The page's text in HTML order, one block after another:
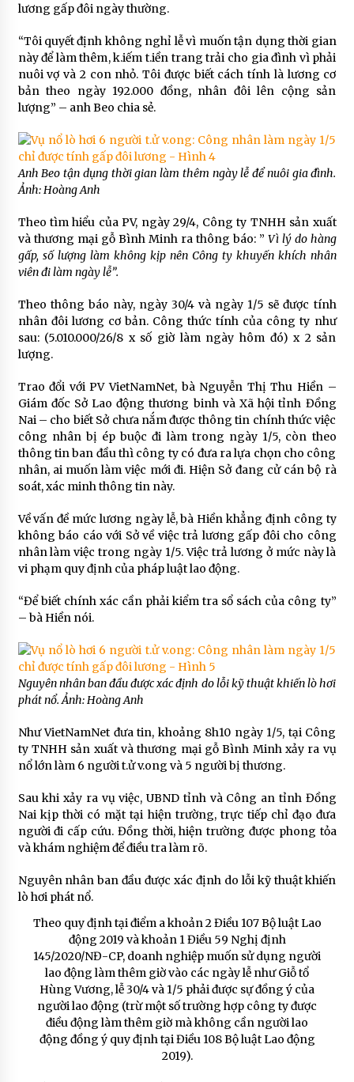
lương gấp đôi ngày thường.
“Tôi quyết định không nghỉ lễ vì muốn tận dụng thời gian
này để làm thêm, k.iếm t.iền trang trải cho gia đình vì phải
nuôi vợ và 2 con nhỏ. Tôi được biết cách tính là lương cơ
bản theo ngày 192.000 đồng, nhân đôi lên cộng sản
lượng” – anh Beo chia sẻ.
Anh Beo tận dụng thời gian làm thêm ngày lễ để nuôi gia đình.
Ảnh: Hoàng Anh
Theo tìm hiểu của PV, ngày 29/4, Công ty TNHH sản xuất
và thương mại gỗ Bình Minh ra thông báo: ” Vì lý do hàng
gấp, số lượng làm không kịp nên Công ty khuyến khích nhân
viên đi làm ngày lễ”.
Theo thông báo này, ngày 30/4 và ngày 1/5 sẽ được tính
nhân đôi lương cơ bản. Công thức tính của công ty như
sau: (5.010.000/26/8 x số giờ làm ngày hôm đó) x 2 sản
lượng.
Trao đổi với PV VietNamNet, bà Nguyễn Thị Thu Hiền –
Giám đốc Sở Lao động thương binh và Xã hội tỉnh Đồng
Nai – cho biết Sở chưa nắm được thông tin chính thức việc
công nhân bị ép buộc đi làm trong ngày 1/5, còn theo
thông tin ban đầu thì công ty có đưa ra lựa chọn cho công
nhân, ai muốn làm việc mới đi. Hiện Sở đang cử cán bộ rà
soát, xác minh thông tin này.
Về vấn đề mức lương ngày lễ, bà Hiền khẳng định công ty
không báo cáo với Sở về việc trả lương gấp đôi cho công
nhân làm việc trong ngày 1/5. Việc trả lương ở mức này là
vi phạm quy định của pháp luật lao động.
“Để biết chính xác cần phải kiểm tra sổ sách của công ty”
– bà Hiền nói.
Nguyên nhân ban đầu được xác định do lỗi kỹ thuật khiến lò hơi
phát nổ. Ảnh: Hoàng Anh
Như VietNamNet đưa tin, khoảng 8h10 ngày 1/5, tại Công
ty TNHH sản xuất và thương mại gỗ Bình Minh xảy ra vụ
nổ lớn làm 6 người t.ử v.ong và 5 người bị thương.
Sau khi xảy ra vụ việc, UBND tỉnh và Công an tỉnh Đồng
Nai kịp thời có mặt tại hiện trường, trực tiếp chỉ đạo đưa
người đi cấp cứu. Đồng thời, hiện trường được phong tỏa
và khám nghiệm để điều tra làm rõ.
Nguyên nhân ban đầu được xác định do lỗi kỹ thuật khiến
lò hơi phát nổ.
Theo quy định tại điểm a khoản 2 Điều 107 Bộ luật Lao
động 2019 và khoản 1 Điều 59 Nghị định
145/2020/NĐ-CP, doanh nghiệp muốn sử dụng người
lao động làm thêm giờ vào các ngày lễ như Giỗ tổ
Hùng Vương, lễ 30/4 và 1/5 phải được sự đồng ý của
người lao động (trừ một số trường hợp công ty được
điều động làm thêm giờ mà không cần người lao
động đồng ý quy định tại Điều 108 Bộ luật Lao động
2019).